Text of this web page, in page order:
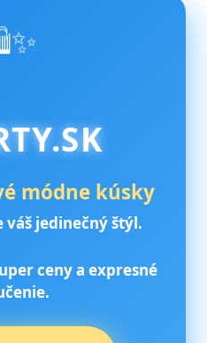
módne kúsky
jedinečný štýl.
ceny a expresné